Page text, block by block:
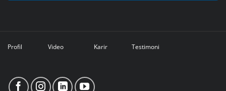
Profil Video Karir Testimoni